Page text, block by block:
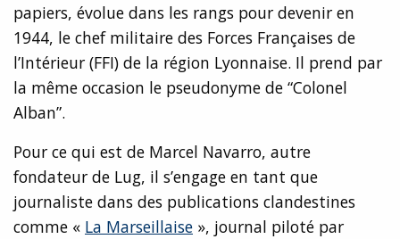
papiers, évolue dans les rangs pour devenir en
1944, le chef militaire des Forces Françaises de
l’Intérieur (FFI) de la région Lyonnaise. Il prend par
la même occasion le pseudonyme de “Colonel
Alban”.
Pour ce qui est de Marcel Navarro, autre
fondateur de Lug, il s’engage en tant que
journaliste dans des publications clandestines
comme « La Marseillaise », journal piloté par